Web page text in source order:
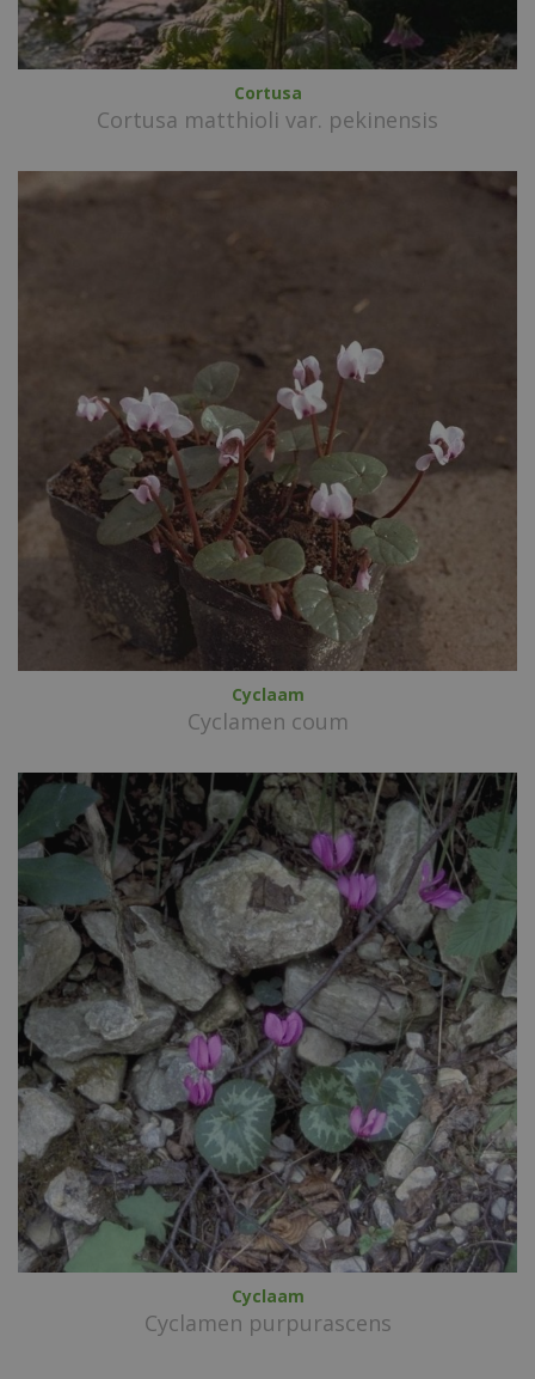
Cortusa
Cortusa matthioli var. pekinensis
Cyclaam
Cyclamen coum
Cyclaam
Cyclamen purpurascens